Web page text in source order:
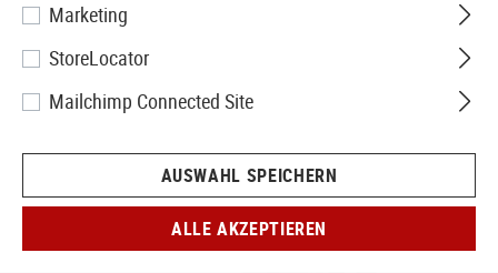
Marketing
StoreLocator
Mailchimp Connected Site
AUSWAHL SPEICHERN
ALLE AKZEPTIEREN